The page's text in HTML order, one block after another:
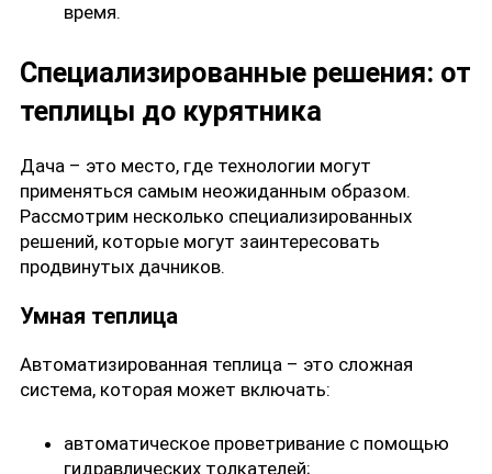
время.
Специализированные решения: от
теплицы до курятника
Дача – это место, где технологии могут
применяться самым неожиданным образом.
Рассмотрим несколько специализированных
решений, которые могут заинтересовать
продвинутых дачников.
Умная теплица
Автоматизированная теплица – это сложная
система, которая может включать:
автоматическое проветривание с помощью
гидравлических толкателей;